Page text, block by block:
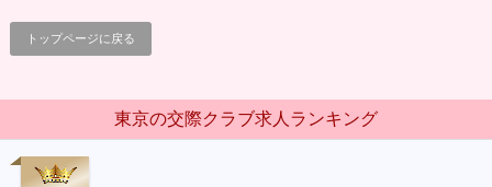
トップページに戻る
東京の交際クラブ求人ランキング